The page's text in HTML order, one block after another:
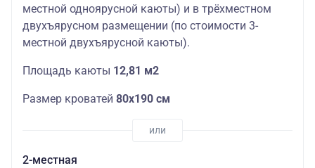
местной одноярусной каюты) и в трёхместном
двухъярусном размещении (по стоимости 3-
местной двухъярусной каюты).
Площадь каюты 12,81 м2
Размер кроватей 80х190 см
2-местная